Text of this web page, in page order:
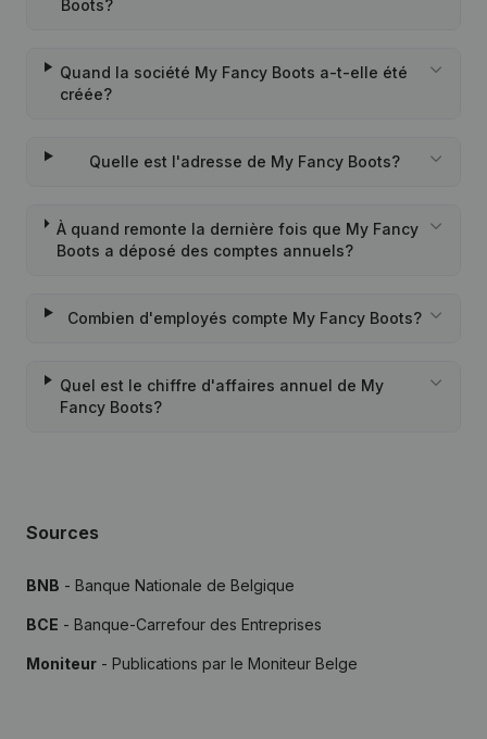
Boots?
Quand la société My Fancy Boots a-t-elle été
créée?
Quelle est l'adresse de My Fancy Boots?
À quand remonte la dernière fois que My Fancy
Boots a déposé des comptes annuels?
Combien d'employés compte My Fancy Boots?
Quel est le chiffre d'affaires annuel de My
Fancy Boots?
Sources
BNB - Banque Nationale de Belgique
BCE - Banque-Carrefour des Entreprises
Moniteur - Publications par le Moniteur Belge